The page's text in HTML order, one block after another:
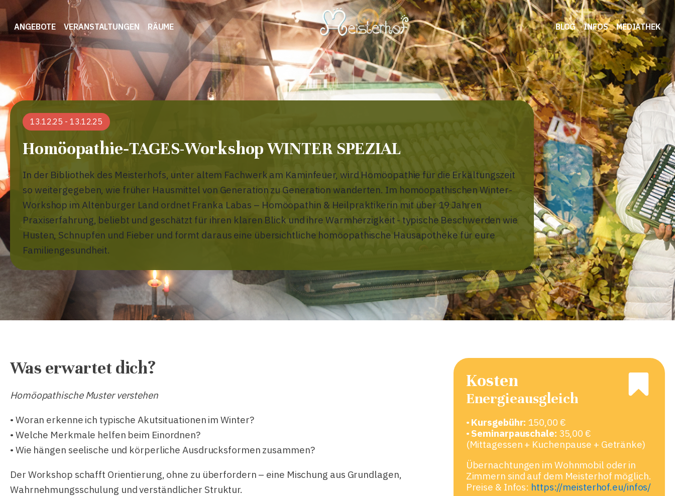
ANGEBOTE VERANSTALTUNGEN RÄUME BLOG INFOS MEDIATHEK
Homöopathie‑TAGES-Workshop WINTER SPEZIAL
13.12.25 - 13.12.25
In der Bibliothek des Meisterhofs, unter altem Fachwerk am Kaminfeuer, wird Homöopathie für die Erkältungszeit
so weitergegeben, wie früher Hausmittel von Generation zu Generation wanderten. Im homöopathischen Winter-
Workshop im Altenburger Land ordnet Franka Labas – Homöopathin & Heilpraktikerin mit über 19 Jahren
Praxiserfahrung, beliebt und geschätzt für ihren klaren Blick und ihre Warmherzigkeit - typische Beschwerden wie
Husten, Schnupfen und Fieber und formt daraus eine übersichtliche homöopathische Hausapotheke für eure
Familiengesundheit.
Was erwartet dich?
Homöopathische Muster verstehen
• Woran erkenne ich typische Akutsituationen im Winter?
• Welche Merkmale helfen beim Einordnen?
• Wie hängen seelische und körperliche Ausdrucksformen zusammen?
Der Workshop schafft Orientierung, ohne zu überfordern – eine Mischung aus Grundlagen,
Wahrnehmungsschulung und verständlicher Struktur.
Kosten
Energieausgleich
• Kursgebühr: 150,00 €
• Seminarpauschale: 35,00 €
(Mittagessen + Kuchenpause + Getränke)
Übernachtungen im Wohnmobil oder in
Zimmern sind auf dem Meisterhof möglich.
Preise & Infos: https://meisterhof.eu/infos/